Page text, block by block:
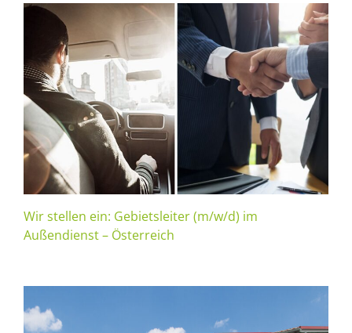
Wir stellen ein: Gebietsleiter (m/w/d) im
Außendienst – Österreich